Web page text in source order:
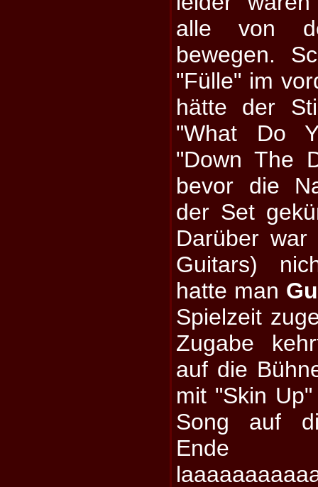
alle von
bewegen.
"Fülle" im
hätte der
"What Do
"Down The
bevor die
der Set
Darüber war
Guitars)
hatte man
Spielzeit
Zugabe
auf die
mit "Skin
Song auf